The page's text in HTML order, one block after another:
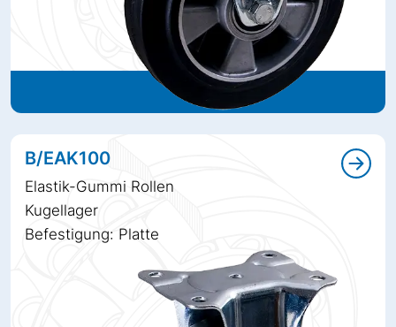
B/EAK100
Elastik-Gummi Rollen
Kugellager
Befestigung: Platte